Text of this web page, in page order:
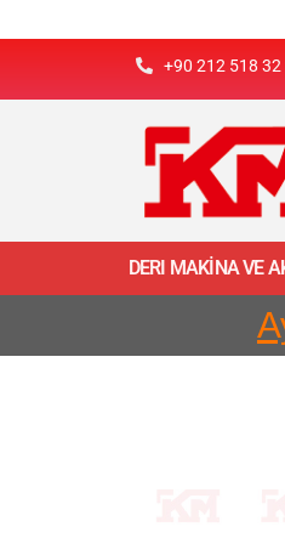
+90 212 518 32
DERI MAKİNA VE